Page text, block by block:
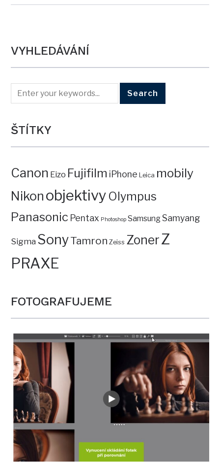
VYHLEDÁVÁNÍ
ŠTÍTKY
Canon Eizo Fujifilm iPhone Leica mobily
Nikon objektivy Olympus
Panasonic Pentax Photoshop SamsungSamyang
Sigma SonyTamron Zeiss ZonerZ
PRAXE
FOTOGRAFUJEME